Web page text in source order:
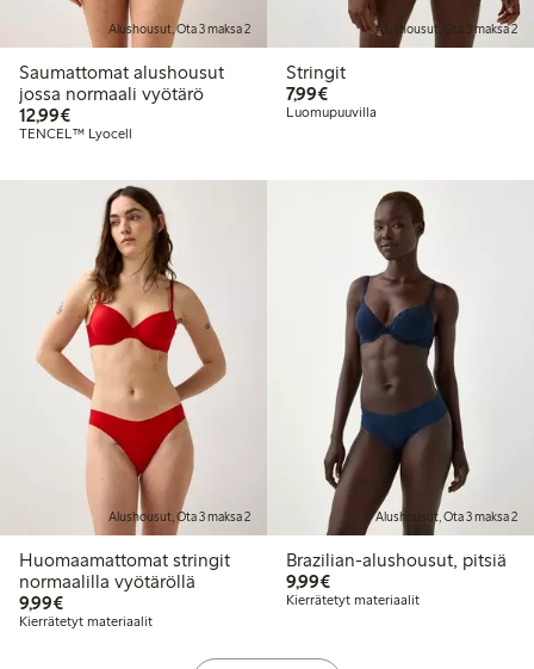
Alushousut, Ota 3 maksa 2
Saumattomat alushousut
jossa normaali vyötärö
12,99€12,99 €
TENCEL™ Lyocell
Alushousut, Ota 3 maksa 2
Stringit
7,99€7,99 €
Luomupuuvilla
Alushousut, Ota 3 maksa 2
Huomaamattomat stringit
normaalilla vyötäröllä
9,99€9,99 €
Kierrätetyt materiaalit
Alushousut, Ota 3 maksa 2
Brazilian-alushousut, pitsiä
9,99€9,99 €
Kierrätetyt materiaalit